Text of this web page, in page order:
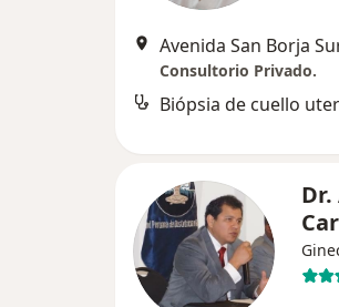
Avenida San Borja
Consultorio Privado.
Biópsia de cuello